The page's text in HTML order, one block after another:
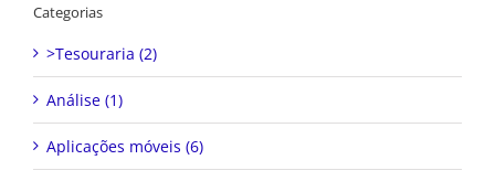
Categorias
>Tesouraria (2)
Análise (1)
Aplicações móveis (6)